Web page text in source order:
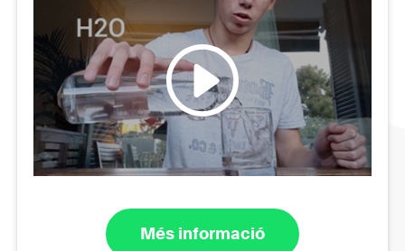
Més informació